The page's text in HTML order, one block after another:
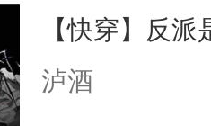
他说：【您
年，存活下
再说一遍。】
躺的小菜鸡
家捧在手心里
【快穿】反
泸酒